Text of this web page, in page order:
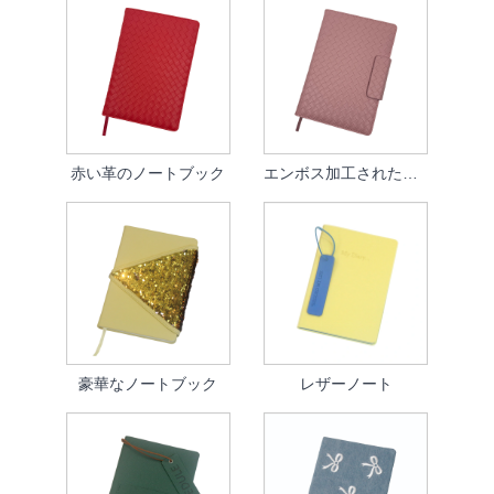
赤い革のノートブック
豪華なノートブック レザーノート